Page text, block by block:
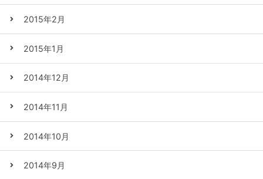
2015年2月
2015年1月
2014年12月
2014年11月
2014年10月
2014年9月